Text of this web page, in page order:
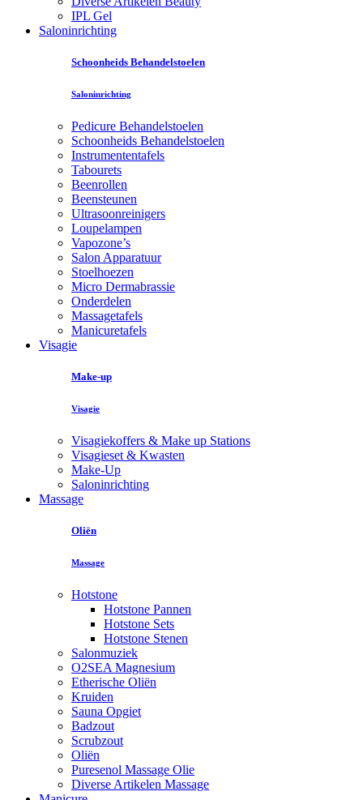
IPL Gel
Saloninrichting
Schoonheids Behandelstoelen
Saloninrichting
Pedicure Behandelstoelen
Schoonheids Behandelstoelen
Instrumententafels
Tabourets
Beenrollen
Beensteunen
Ultrasoonreinigers
Loupelampen
Vapozone’s
Salon Apparatuur
Stoelhoezen
Micro Dermabrassie
Onderdelen
Massagetafels
Manicuretafels
Visagie
Make-up
Visagie
Visagiekoffers & Make up Stations
Visagieset & Kwasten
Make-Up
Saloninrichting
Massage
Oliën
Massage
Hotstone
Hotstone Pannen
Hotstone Sets
Hotstone Stenen
Salonmuziek
O2SEA Magnesium
Etherische Oliën
Kruiden
Sauna Opgiet
Badzout
Scrubzout
Oliën
Puresenol Massage Olie
Diverse Artikelen Massage